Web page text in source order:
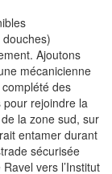
Ajoutons
mécanicienne
des
pour rejoindre la
la zone sud, sur
entamer durant
sécurisée
vers l’Institut